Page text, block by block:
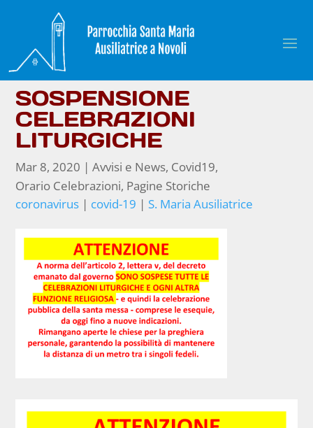
SOSPENSIONE
CELEBRAZIONI
LITURGICHE
Mar 8, 2020 |Avvisi e News, Covid19,
Orario Celebrazioni, Pagine Storiche
coronavirus | covid-19 | S. Maria Ausiliatrice